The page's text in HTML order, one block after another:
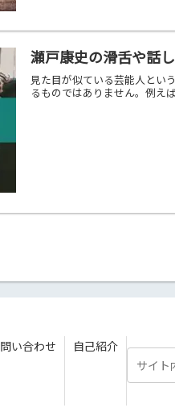
瀬戸康史の滑舌や話
見た目が似ている芸能人とい
るものではありません。例え
問い合わせ 自己紹介